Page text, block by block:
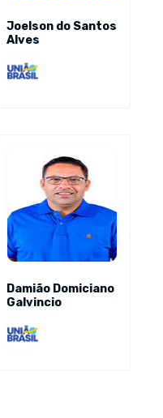
Joelson do Santos
Alves
Damião Domiciano
Galvincio